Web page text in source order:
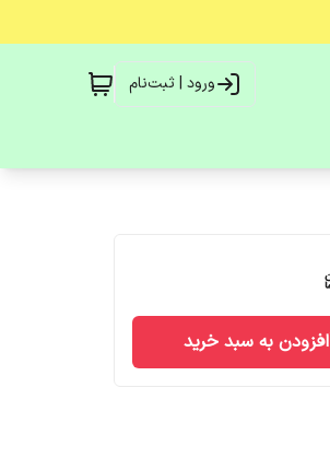
ورود | ثبت‌نام
افزودن به سبد خرید